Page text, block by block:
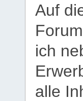
Auf
ich
alle